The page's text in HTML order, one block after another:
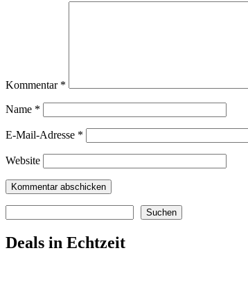
Kommentar *
Name *
E-Mail-Adresse *
Website
Suchen
Deals in Echtzeit